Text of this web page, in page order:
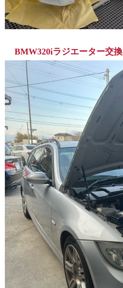
BMW320iラジエーター交換